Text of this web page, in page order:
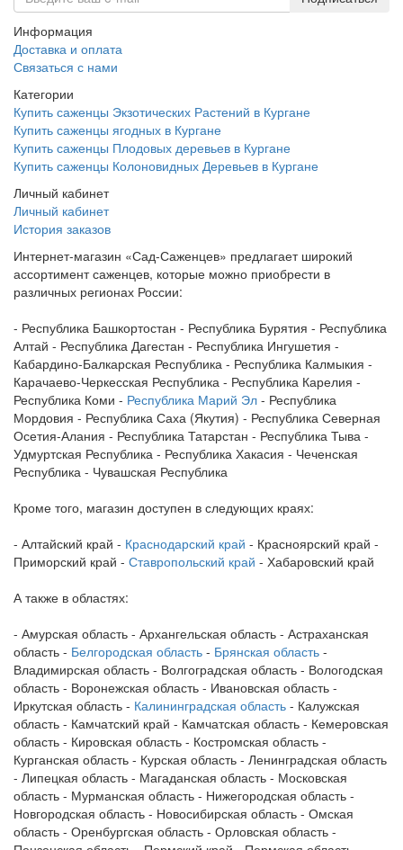
Информация
Доставка и оплата
Связаться с нами
Категории
Купить саженцы Экзотических Растений в Кургане
Купить саженцы ягодных в Кургане
Купить саженцы Плодовых деревьев в Кургане
Купить саженцы Колоновидных Деревьев в Кургане
Личный кабинет
Личный кабинет
История заказов
Интернет-магазин «Сад-Саженцев» предлагает широкий
ассортимент саженцев, которые можно приобрести в
различных регионах России:
- Республика Башкортостан - Республика Бурятия - Республика
Алтай - Республика Дагестан - Республика Ингушетия -
Кабардино-Балкарская Республика - Республика Калмыкия -
Карачаево-Черкесская Республика - Республика Карелия -
Республика Коми - Республика Марий Эл - Республика
Мордовия - Республика Саха (Якутия) - Республика Северная
Осетия-Алания - Республика Татарстан - Республика Тыва -
Удмуртская Республика - Республика Хакасия - Чеченская
Республика - Чувашская Республика
Кроме того, магазин доступен в следующих краях:
- Алтайский край - Краснодарский край - Красноярский край -
Приморский край - Ставропольский край - Хабаровский край
А также в областях:
- Амурская область - Архангельская область - Астраханская
область - Белгородская область - Брянская область -
Владимирская область - Волгоградская область - Вологодская
область - Воронежская область - Ивановская область -
Иркутская область - Калининградская область - Калужская
область - Камчатский край - Камчатская область - Кемеровская
область - Кировская область - Костромская область -
Курганская область - Курская область - Ленинградская область
- Липецкая область - Магаданская область - Московская
область - Мурманская область - Нижегородская область -
Новгородская область - Новосибирская область - Омская
область - Оренбургская область - Орловская область -